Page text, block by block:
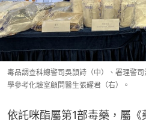
毒品調查科總警司吳頴詩（中）、署理警
學參考化驗室顧問醫生張耀君（右）。
依託咪酯屬第1部毒藥，屬